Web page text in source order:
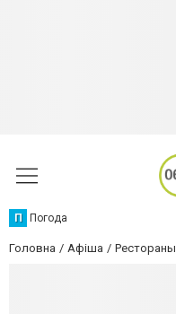
П Погода
Головна Афіша Рестораны